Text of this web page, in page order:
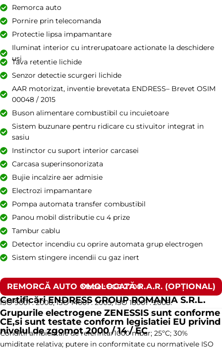
Remorca auto
Pornire prin telecomanda
Protectie lipsa impamantare
Iluminat interior cu intrerupatoare actionate la deschidere
usi
Tava retentie lichide
Senzor detectie scurgeri lichide
AAR motorizat, inventie brevetata ENDRESS– Brevet OSIM
00048 / 2015
Buson alimentare combustibil cu incuietoare
Sistem buzunare pentru ridicare cu stivuitor integrat in
sasiu
Instinctor cu suport interior carcasei
Carcasa superinsonorizata
Bujie incalzire aer admisie
Electrozi impamantare
Pompa automata transfer combustibil
Panou mobil distributie cu 4 prize
Tambur cablu
Detector incendiu cu oprire automata grup electrogen
Sistem stingere incendii cu gaz inert
REMORCĂ AUTO OMOLOGATĂ R.A.R. (OPȚIONAL)
Model: EGR 2700
Certificări ENDRESS GROUP ROMANIA S.R.L.
ISO 9001 : 2008, ISO 14001 : 2005, ISO 18001 : 2008.
Grupurile electrogene ZENESSIS sunt conforme
CE,si sunt testate conform legislatiei EU privind
nivelul de zgomot 2000 / 14 / EC
Conditii ambientale de referinta: 1000 mbar; 25ºC; 30%
umiditate relativa; putere in conformitate cu normativele ISO